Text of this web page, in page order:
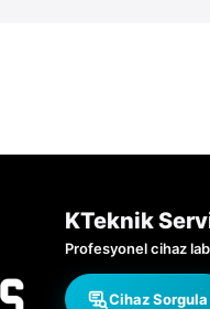
KTeknik
Profesyonel cihaz
Cihaz Sorgula